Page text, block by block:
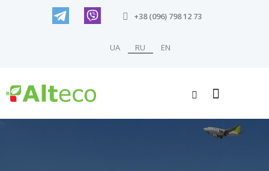
+38 (096) 798 12 73
UA RU EN